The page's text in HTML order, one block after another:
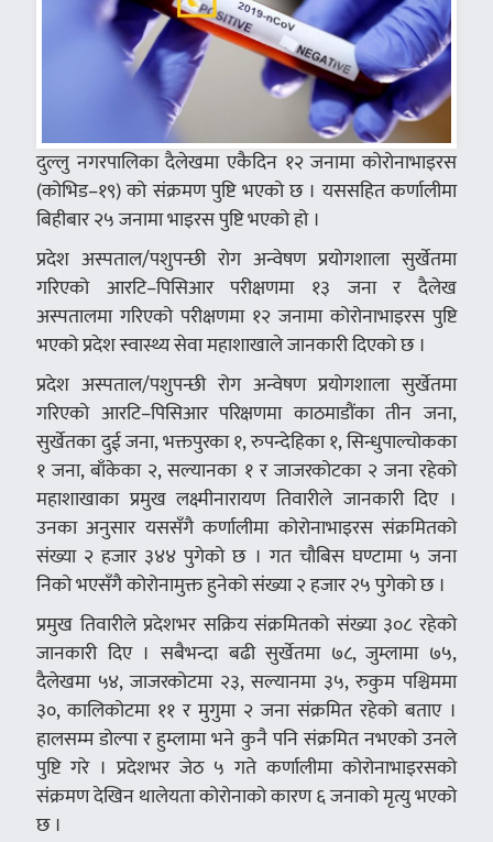
दुल्लु नगरपालिका दैलेखमा एकैदिन १२ जनामा कोरोनाभाइरस
(कोभिड–१९) को संक्रमण पुष्टि भएको छ । यससहित कर्णालीमा
बिहीबार २५ जनामा भाइरस पुष्टि भएको हो ।
प्रदेश अस्पताल/पशुपन्छी रोग अन्वेषण प्रयोगशाला सुर्खेतमा
गरिएको आरटि–पिसिआर परीक्षणमा १३ जना र दैलेख
अस्पतालमा गरिएको परीक्षणमा १२ जनामा कोरोनाभाइरस पुष्टि
भएको प्रदेश स्वास्थ्य सेवा महाशाखाले जानकारी दिएको छ ।
प्रदेश अस्पताल/पशुपन्छी रोग अन्वेषण प्रयोगशाला सुर्खेतमा
गरिएको आरटि–पिसिआर परिक्षणमा काठमाडौंका तीन जना,
सुर्खेतका दुई जना, भक्तपुरका १, रुपन्देहिका १, सिन्धुपाल्चोकका
१ जना, बाँकेका २, सल्यानका १ र जाजरकोटका २ जना रहेको
महाशाखाका प्रमुख लक्ष्मीनारायण तिवारीले जानकारी दिए ।
उनका अनुसार यससँगै कर्णालीमा कोरोनाभाइरस संक्रमितको
संख्या २ हजार ३४४ पुगेको छ । गत चौबिस घण्टामा ५ जना
निको भएसँगै कोरोनामुक्त हुनेको संख्या २ हजार २५ पुगेको छ ।
प्रमुख तिवारीले प्रदेशभर सक्रिय संक्रमितको संख्या ३०८ रहेको
जानकारी दिए । सबैभन्दा बढी सुर्खेतमा ७८, जुम्लामा ७५,
दैलेखमा ५४, जाजरकोटमा २३, सल्यानमा ३५, रुकुम पश्चिममा
३०, कालिकोटमा ११ र मुगुमा २ जना संक्रमित रहेको बताए ।
हालसम्म डोल्पा र हुम्लामा भने कुनै पनि संक्रमित नभएको उनले
पुष्टि गरे । प्रदेशभर जेठ ५ गते कर्णालीमा कोरोनाभाइरसको
संक्रमण देखिन थालेयता कोरोनाको कारण ६ जनाको मृत्यु भएको
छ ।